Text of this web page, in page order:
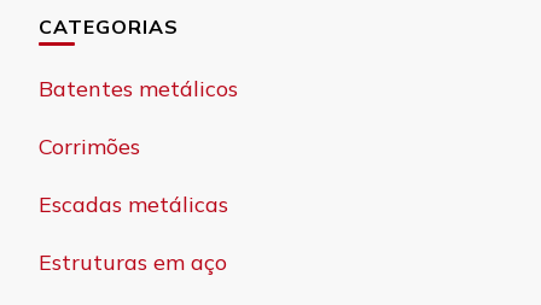
CATEGORIAS
Batentes metálicos
Corrimões
Escadas metálicas
Estruturas em aço